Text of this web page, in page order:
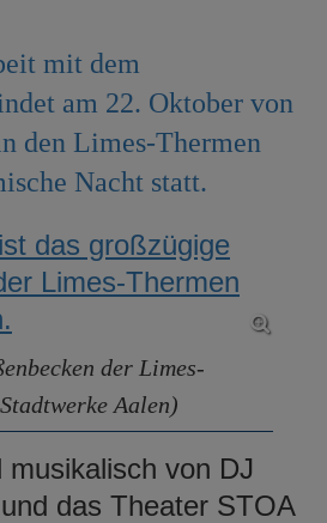
mit dem
am 22. Oktober von
den Limes-Thermen
Nacht statt.
der Limes-
Aalen)
musikalisch von DJ
das Theater STOA